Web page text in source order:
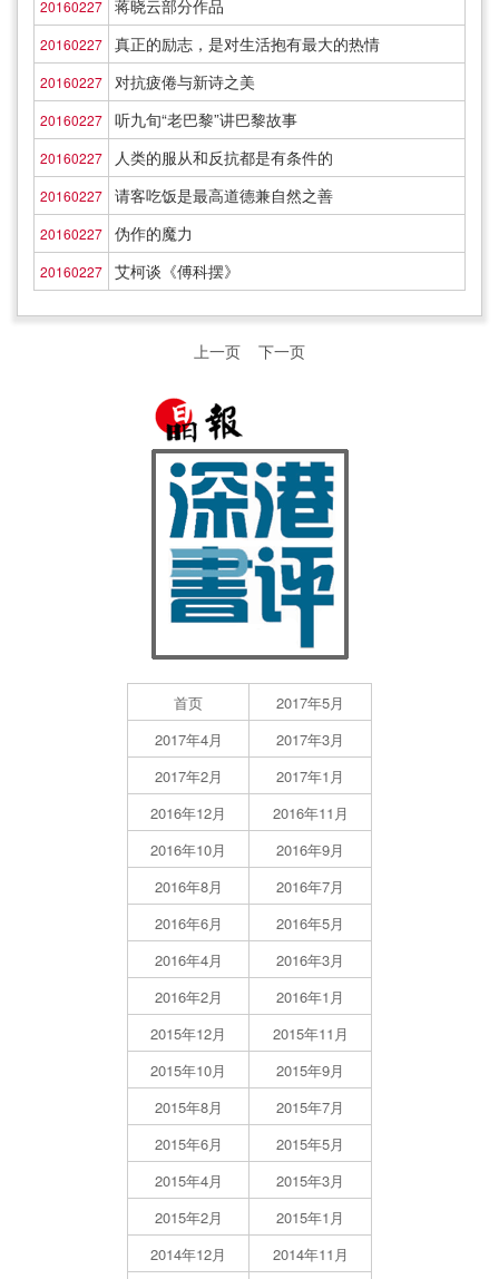
20160227 蒋晓云部分作品
20160227 真正的励志，是对生活抱有最大的热情
20160227 对抗疲倦与新诗之美
20160227 听九旬“老巴黎”讲巴黎故事
20160227 人类的服从和反抗都是有条件的
20160227 请客吃饭是最高道德兼自然之善
20160227 伪作的魔力
20160227 艾柯谈《傅科摆》
上一页 下一页
首页
2017年5月
2017年4月
2017年3月
2017年2月
2017年1月
2016年12月
2016年11月
2016年10月
2016年9月
2016年8月
2016年7月
2016年6月
2016年5月
2016年4月
2016年3月
2016年2月
2016年1月
2015年12月
2015年11月
2015年10月
2015年9月
2015年8月
2015年7月
2015年6月
2015年5月
2015年4月
2015年3月
2015年2月
2015年1月
2014年12月
2014年11月